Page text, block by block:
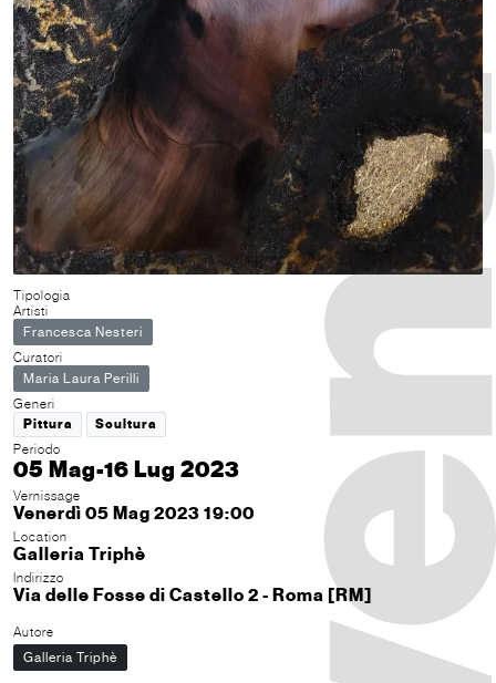
Tipologia
Artisti
Francesca Nesteri
Curatori
Maria Laura Perilli
Generi
Pittura
Scultura
Periodo
05 Mag-16 Lug 2023
Vernissage
Venerdì 05 Mag 2023 19:00
Location
Galleria Triphè
Indirizzo
Via delle Fosse di Castello 2 - Roma [RM]
Autore
Galleria Triphè